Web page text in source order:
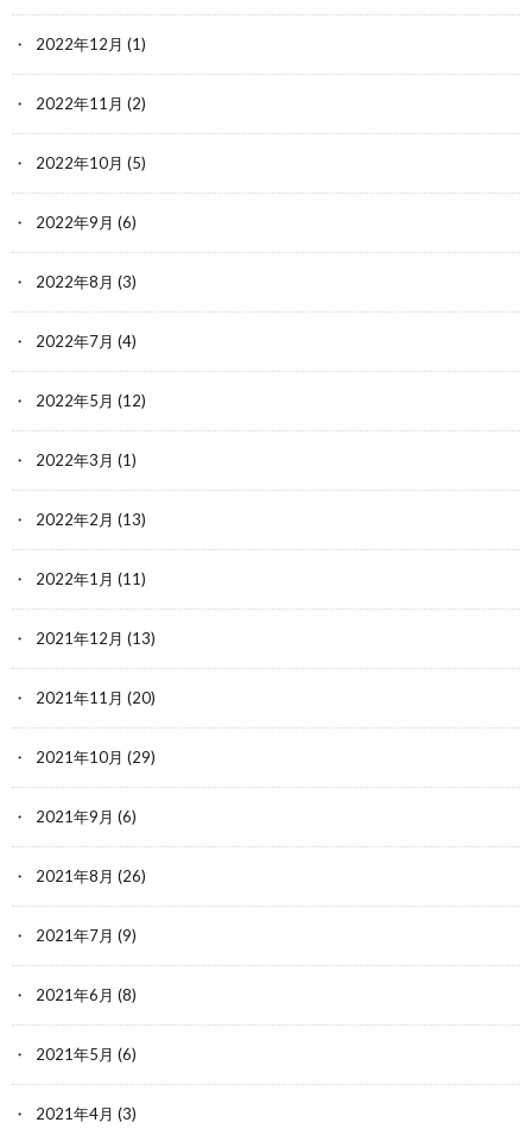
2022年12月 (1)
2022年11月 (2)
2022年10月 (5)
2022年9月 (6)
2022年8月 (3)
2022年7月 (4)
2022年5月 (12)
2022年3月 (1)
2022年2月 (13)
2022年1月 (11)
2021年12月 (13)
2021年11月 (20)
2021年10月 (29)
2021年9月 (6)
2021年8月 (26)
2021年7月 (9)
2021年6月 (8)
2021年5月 (6)
2021年4月 (3)